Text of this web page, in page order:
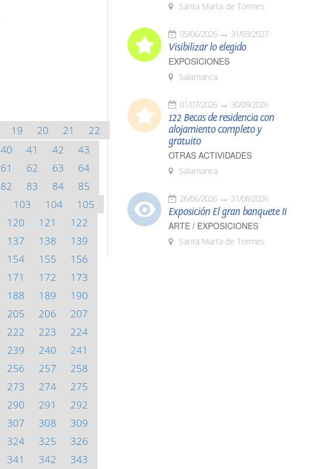
19 20 21
22
40 41 42
43
61 62 63
64
82 83 84
85
103 104
105
120 121
122
137 138
139
154 155
156
171 172
173
188 189
190
205 206
207
222 223
224
239 240
241
256 257
258
273 274
275
290 291
292
307 308
309
324 325
326
341 342 343
Santa Marta de Tormes
05/06/2026 31/03/2027
Visibilizar lo elegido
EXPOSICIONES
Salamanca
01/07/2026 30/09/2026
122 Becas de residencia con
alojamiento completo y
gratuito
OTRAS ACTIVIDADES
Salamanca
26/06/2026 31/08/2026
Exposición El gran banquete II
ARTE / EXPOSICIONES
Santa Marta de Tormes